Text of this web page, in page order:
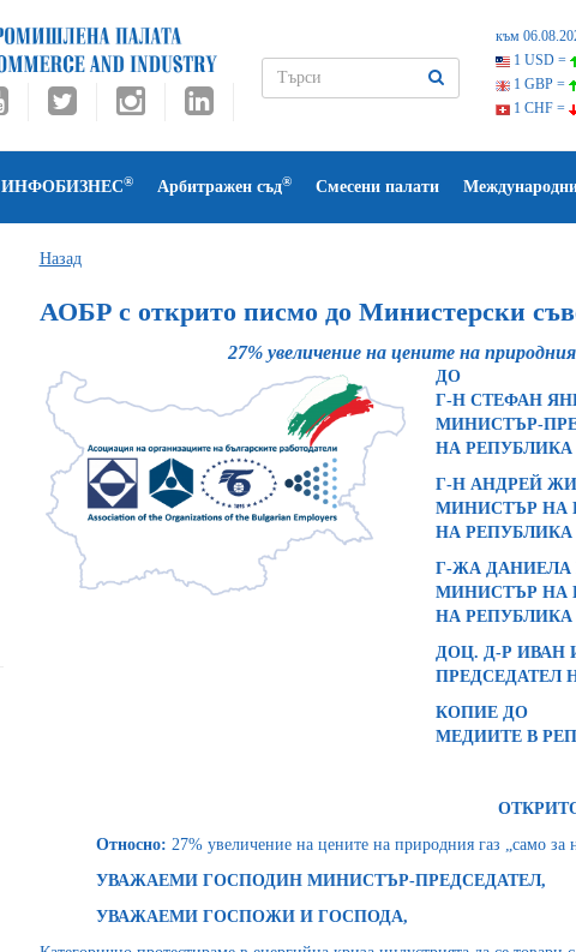
към
1 USD =
1 GBP =
1 CHF =
ИНФОБИЗНЕС® Арбитражен съд® Смесени палати
Назад
АОБР с открито писмо до Министерски
27% увеличение на цените на
ДО
Г-Н СТЕФАН
МИНИСТЪР-
НА РЕПУБЛИКА
Г-Н АНДРЕЙ
МИНИСТЪР НА
НА РЕПУБЛИКА
Г-ЖА ДАНИЕЛА
МИНИСТЪР НА
НА РЕПУБЛИКА
ДОЦ. Д-Р ИВАН
ПРЕДСЕДАТЕЛ
КОПИЕ ДО
МЕДИИТЕ В
Относно: 27% увеличение на цените на природния газ „само за
УВАЖАЕМИ ГОСПОДИН МИНИСТЪР-ПРЕДСЕДАТЕЛ,
УВАЖАЕМИ ГОСПОЖИ И ГОСПОДА,